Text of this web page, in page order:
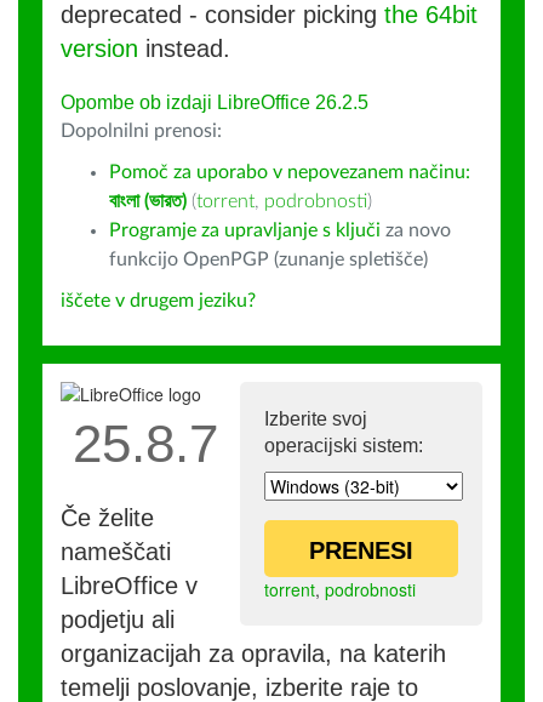
deprecated - consider picking the 64bit
version instead.
Opombe ob izdaji LibreOffice 26.2.5
Dopolnilni prenosi:
Pomoč za uporabo v nepovezanem načinu:
বাংলা (ভারত) (torrent, podrobnosti)
Programje za upravljanje s ključi za novo
funkcijo OpenPGP (zunanje spletišče)
iščete v drugem jeziku?
Izberite svoj
operacijski sistem:
PRENESI
torrent, podrobnosti
25.8.7
Če želite
nameščati
LibreOffice v
podjetju ali
organizacijah za opravila, na katerih
temelji poslovanje, izberite raje to